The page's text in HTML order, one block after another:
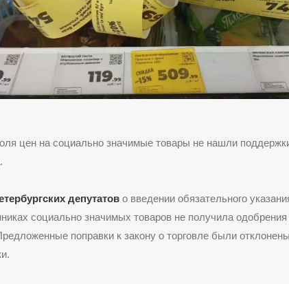
цен на социально значимые товары не нашли
депутатов о введении обязательного
социально значимых товаров не получила
поправки к закону о торговле были